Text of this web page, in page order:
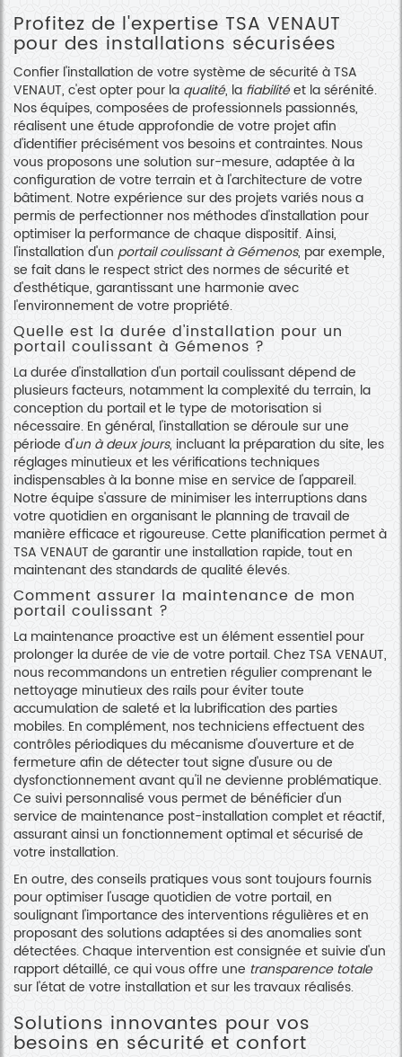
Profitez de l'expertise TSA VENAUT
pour des installations sécurisées
Confier l'installation de votre système de sécurité à TSA
VENAUT, c'est opter pour la qualité, la fiabilitéet la sérénité.
Nos équipes, composées de professionnels passionnés,
réalisent une étude approfondie de votre projet afin
d'identifier précisément vos besoins et contraintes. Nous
vous proposons une solution sur-mesure, adaptée à la
configuration de votre terrain et à l'architecture de votre
bâtiment. Notre expérience sur des projets variés nous a
permis de perfectionner nos méthodes d'installation pour
optimiser la performance de chaque dispositif. Ainsi,
l'installation d'un portail coulissant à Gémenos, par exemple,
se fait dans le respect strict des normes de sécurité et
d'esthétique, garantissant une harmonie avec
l'environnement de votre propriété.
Quelle est la durée d'installation pour un
portail coulissant à Gémenos ?
La durée d'installation d'un portail coulissant dépend de
plusieurs facteurs, notamment la complexité du terrain, la
conception du portail et le type de motorisation si
nécessaire. En général, l'installation se déroule sur une
période d'un à deux jours, incluant la préparation du site, les
réglages minutieux et les vérifications techniques
indispensables à la bonne mise en service de l'appareil.
Notre équipe s'assure de minimiser les interruptions dans
votre quotidien en organisant le planning de travail de
manière efficace et rigoureuse. Cette planification permet à
TSA VENAUT de garantir une installation rapide, tout en
maintenant des standards de qualité élevés.
Comment assurer la maintenance de mon
portail coulissant ?
La maintenance proactive est un élément essentiel pour
prolonger la durée de vie de votre portail. Chez TSA VENAUT,
nous recommandons un entretien régulier comprenant le
nettoyage minutieux des rails pour éviter toute
accumulation de saleté et la lubrification des parties
mobiles. En complément, nos techniciens effectuent des
contrôles périodiques du mécanisme d'ouverture et de
fermeture afin de détecter tout signe d'usure ou de
dysfonctionnement avant qu'il ne devienne problématique.
Ce suivi personnalisé vous permet de bénéficier d'un
service de maintenance post-installation complet et réactif,
assurant ainsi un fonctionnement optimal et sécurisé de
votre installation.
En outre, des conseils pratiques vous sont toujours fournis
pour optimiser l'usage quotidien de votre portail, en
soulignant l'importance des interventions régulières et en
proposant des solutions adaptées si des anomalies sont
détectées. Chaque intervention est consignée et suivie d'un
rapport détaillé, ce qui vous offre une transparence totale
sur l'état de votre installation et sur les travaux réalisés.
Solutions innovantes pour vos
besoins en sécurité et confort